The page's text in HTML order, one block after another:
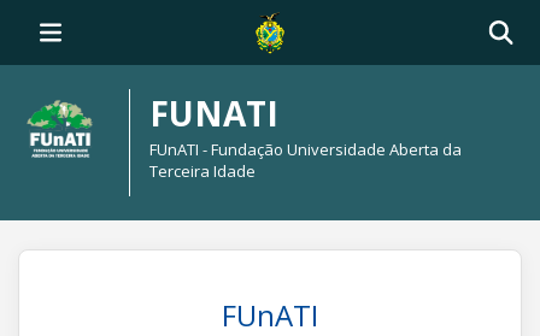
FUNATI
FUnATI - Fundação Universidade Aberta da
Terceira Idade
FUnATI